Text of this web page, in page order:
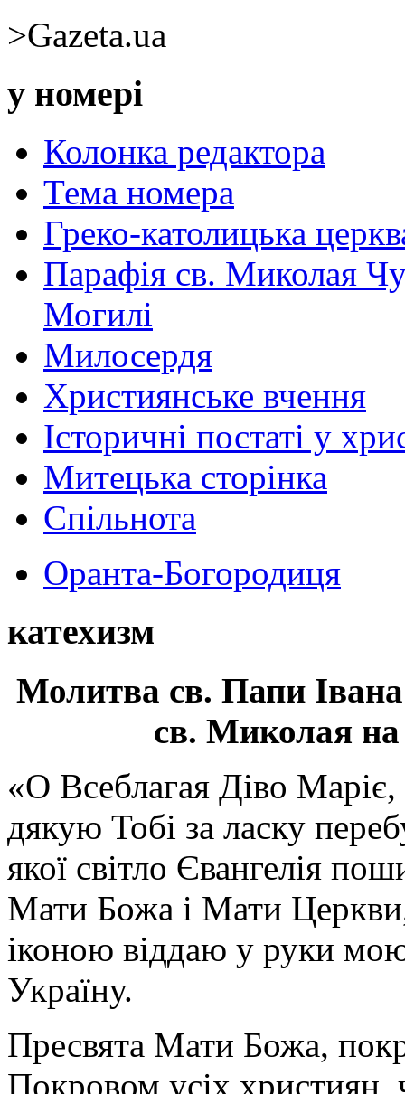
>Gazeta.ua
у номері
Колонка редактора
Тема номера
Греко-католицька
Парафія св. Миколая
Могилі
Милосердя
Християнське вчення
Історичні постаті у
Митецька сторінка
Спільнота
Оранта-Богородиця
катехизм
Молитва св. Папи
св. Миколая на
«О Всеблагая Діво
дякую Тобі за ласку
якої світло Євангелія
Мати Божа і Мати
іконою віддаю у руки
Україну.
Пресвята Мати Божа,
Покровом усіх християн,